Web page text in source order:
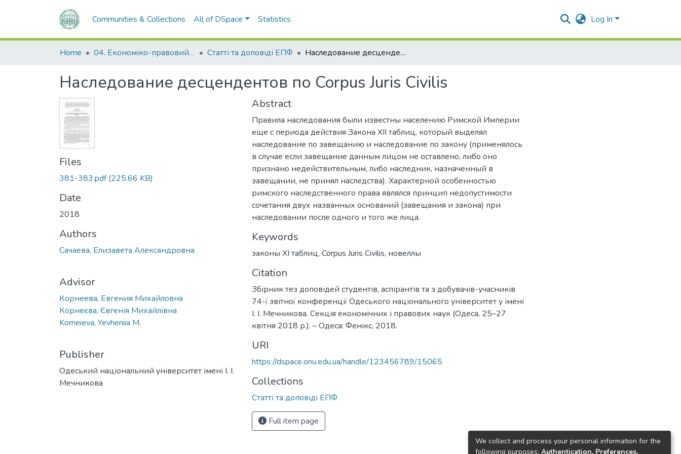
Communities & Collections All of DSpace Statistics Log In
Home 04. Економіко-правовий факультет Статті та доповіді ЕПФ Наследование десцендентов по Corpus Juris Civilis
Наследование десцендентов по Corpus Juris Civilis
Files
381-383.pdf(225.66 KB)
Date
2018
Authors
Сачаева, Елизавета Александровна
Advisor
Корнеева, Евгения Михайловна
Корнеєва, Євгенія Михайлівна
Korneieva, Yevheniia M.
Publisher
Одеський національний університет імені І. І.
Мечникова
Abstract
Правила наследования были известны населению Римской Империи
еще с периода действия Закона XII таблиц, который выделял
наследование по завещанию и наследование по закону (применялось
в случае если завещание данным лицом не оставлено, либо оно
признано недействительным, либо наследник, назначенный в
завещании, не принял наследства). Характерной особенностью
римского наследственного права являлся принцип недопустимости
сочетания двух названных оснований (завещания и закона) при
наследовании после одного и того же лица.
Keywords
законы ХІ таблиц, Corpus Juris Civilis, новеллы
Citation
Збірник тез доповідей студентів, аспірантів та з добувачів-учасників
74-ї звітної конференції Одеського національного університет у імені
І. І. Мечникова. Секція економічних і правових наук (Одеса, 25–27
квітня 2018 р.). – Одеса: Фенікс, 2018.
URI
https://dspace.onu.edu.ua/handle/123456789/15065
Collections
Статті та доповіді ЕПФ
Full item page
We collect and process your personal information for the
following purposes: Authentication, Preferences,